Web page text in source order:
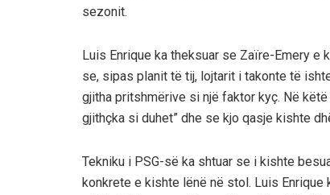
sezonit.
Luis Enrique ka theksuar se Zaïre-Emery e
se, sipas planit të tij, lojtarit i takonte të
gjitha pritshmërive si një faktor kyç. Në
gjithçka si duhet” dhe se kjo qasje kishte
Tekniku i PSG-së ka shtuar se i kishte
konkrete e kishte lënë në stol. Luis